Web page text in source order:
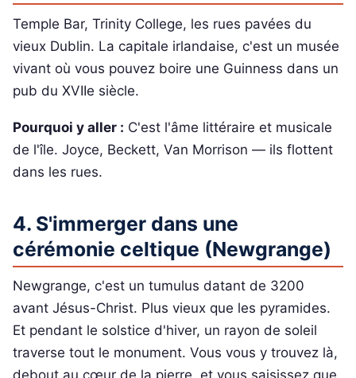
Temple Bar, Trinity College, les rues pavées du
vieux Dublin. La capitale irlandaise, c'est un musée
vivant où vous pouvez boire une Guinness dans un
pub du XVIIe siècle.
Pourquoi y aller : C'est l'âme littéraire et musicale
de l'île. Joyce, Beckett, Van Morrison — ils flottent
dans les rues.
4. S'immerger dans une
cérémonie celtique (Newgrange)
Newgrange, c'est un tumulus datant de 3200
avant Jésus-Christ. Plus vieux que les pyramides.
Et pendant le solstice d'hiver, un rayon de soleil
traverse tout le monument. Vous vous y trouvez là,